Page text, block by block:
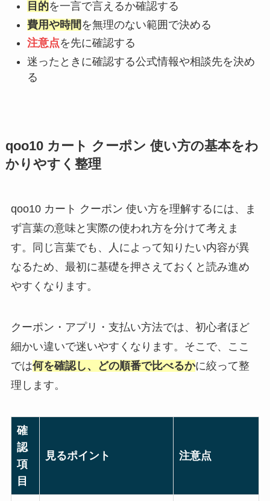
目的を一言で言えるか確認する
費用や時間 を無理のない範囲で決める
注意点を先に確認する
迷ったときに確認する公式情報や相談先を決め
る
qoo10 カート クーポン 使い方の基本をわ
かりやすく整理
qoo10 カート クーポン 使い方を理解するには、ま
ず言葉の意味と実際の使われ方を分けて考えま
す。同じ言葉でも、人によって知りたい内容が異
なるため、最初に基礎を押さえておくと読み進め
やすくなります。
クーポン・アプリ・支払い方法では、初心者ほど
細かい違いで迷いやすくなります。そこで、ここ
では何を確認し、どの順番で比べるかに絞って整
理します。
確
認
項
目
見るポイント 注意点